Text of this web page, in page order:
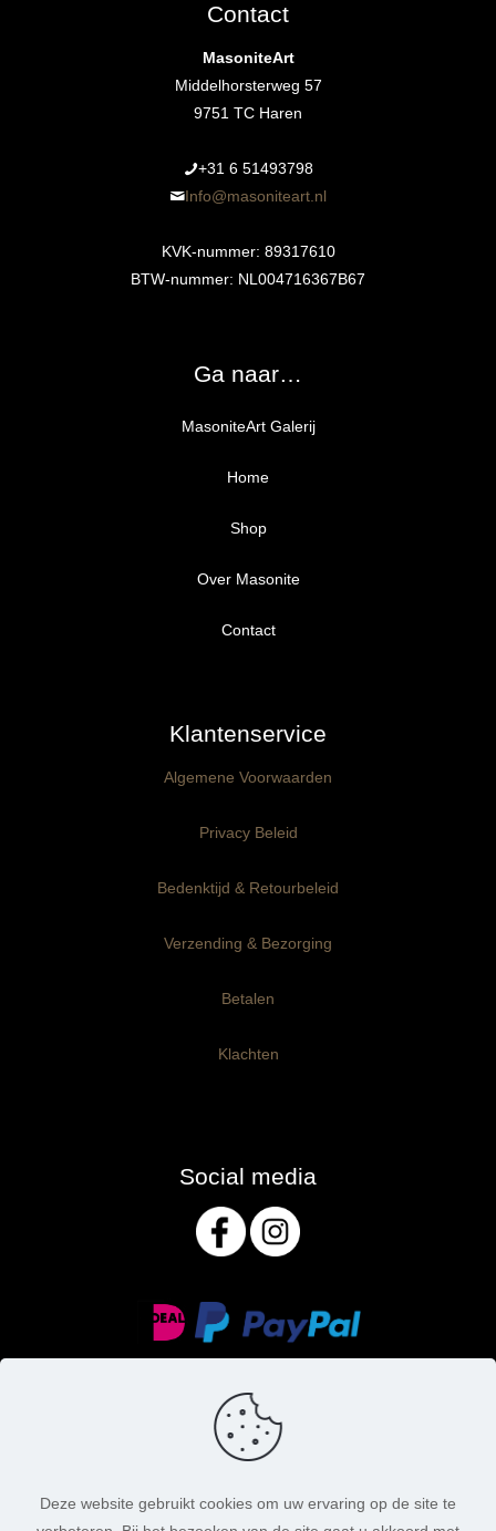
Contact
MasoniteArt
Middelhorsterweg 57
9751 TC Haren
+31 6 51493798‬
Info@masoniteart.nl
KVK-nummer: 89317610
BTW-nummer: NL004716367B67
Ga naar…
MasoniteArt Galerij
Home
Shop
Alle producten
Proefpakket
3mm dik
6mm dik
Kant-en-Klaar panelen
3mm dik
6mm dik
Ophangklaar panelen
Maatwerk
Over Masonite
Contact
Klantenservice
Algemene Voorwaarden
Privacy Beleid
Bedenktijd & Retourbeleid
Verzending & Bezorging
Betalen
Klachten
Social media
Deze website gebruikt cookies om uw ervaring op de site te